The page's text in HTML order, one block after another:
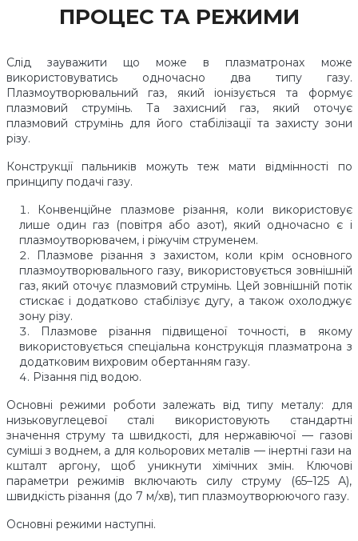
ПРОЦЕС ТА РЕЖИМИ
Слід зауважити що може в плазматронах може
використовуватись одночасно два типу газу.
Плазмоутворювальний газ, який іонізується та формує
плазмовий струмінь. Та захисний газ, який оточує
плазмовий струмінь для його стабілізації та захисту зони
різу.
Конструкції пальників можуть теж мати відмінності по
принципу подачі газу.
Конвенційне плазмове різання, коли використовує
лише один газ (повітря або азот), який одночасно є і
плазмоутворювачем, і ріжучім струменем.
Плазмове різання з захистом, коли крім основного
плазмоутворювального газу, використовується зовнішній
газ, який оточує плазмовий струмінь. Цей зовнішній потік
стискає і додатково стабілізує дугу, а також охолоджує
зону різу.
Плазмове різання підвищеної точності, в якому
використовується спеціальна конструкція плазматрона з
додатковим вихровим обертанням газу.
Різання під водою.
Основні режими роботи залежать від типу металу: для
низьковуглецевої сталі використовують стандартні
значення струму та швидкості, для нержавіючої — газові
суміші з воднем, а для кольорових металів — інертні гази на
кшталт аргону, щоб уникнути хімічних змін. Ключові
параметри режимів включають силу струму (65–125 А),
швидкість різання (до 7 м/хв), тип плазмоутворюючого газу.
Основні режими наступні.